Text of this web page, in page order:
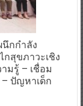
กกำลัง
กสุขภาวะเชิง
มรู้ – เชื่อม
ปัญหาเด็ก